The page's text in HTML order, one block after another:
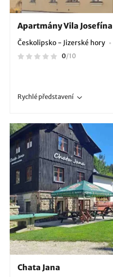
Apartmány Vila Josefína
Českolipsko - Jizerské hory
0/10
Rychlépředstavení
Chata Jana